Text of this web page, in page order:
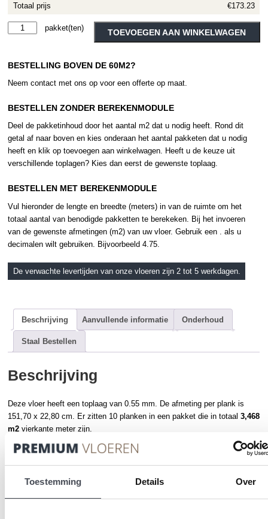
Toestemming Details Over
Totaal prijs €173.23
Therdex
serie
15011
TOEVOEGEN AAN WINKELWAGEN
Alternative:
BESTELLING BOVEN DE 60M2?
Neem contact met ons op voor een offerte op maat.
BESTELLEN ZONDER BEREKENMODULE
Deel de pakketinhoud door het aantal m2 dat u nodig heeft. Rond dit
getal af naar boven en kies onderaan het aantal pakketen dat u nodig
heeft en klik op toevoegen aan winkelwagen. Heeft u de keuze uit
verschillende toplagen? Kies dan eerst de gewenste toplaag.
BESTELLEN MET BEREKENMODULE
Vul hieronder de lengte en breedte (meters) in van de ruimte om het
totaal aantal van benodigde pakketten te berekeken. Bij het invoeren
van de gewenste afmetingen (m2) van uw vloer. Gebruik een . als u
decimalen wilt gebruiken. Bijvoorbeeld 4.75.
De verwachte levertijden van onze vloeren zijn 2 tot 5 werkdagen.
Beschrijving Aanvullende informatie Onderhoud
Staal Bestellen
Beschrijving
Deze vloer heeft een toplaag van 0.55 mm. De afmeting per plank is
151,70 x 22,80 cm. Er zitten 10 planken in een pakket die in totaal3,468
m2 vierkante meter zijn.
Duidelijk zichtbaar dat de originele is ontwikkeld vanuit de parketwereld.
Natuurlijke uitstraling in vier ontwerpen, vertaald naar 18 items. Originele
planklengtes van 150 cm. NIEUW: 15041-15046 Zeer natuurgetrouw